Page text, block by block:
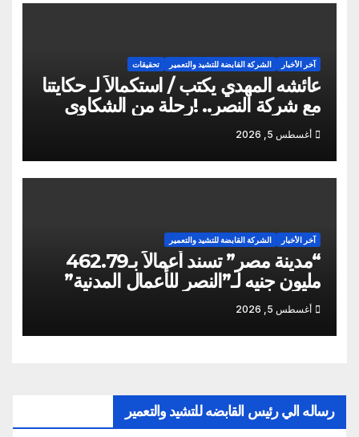
آخر الأخبار الشركة القابضة للتشيد والتعمير تحقيقات
عائشه المهدي يكتب / استكمالاً لـ حكايتنا
مع شركة النصر.. !رحلة من الشكاوى
ومزيد من التعنت المستمر.. و لجوء
للقابضة إلى صدمة الكواليس!
أغسطس 5, 2026
آخر الأخبار الشركة القابضة للتشيد والتعمير
“مدينة مصر” تسند أعمالاً بـ462.79
مليون جنيه لـ”النصر للأعمال المدنية”
أغسطس 5, 2026
رساله الي رئيس القابضه للتشيد والتعمير